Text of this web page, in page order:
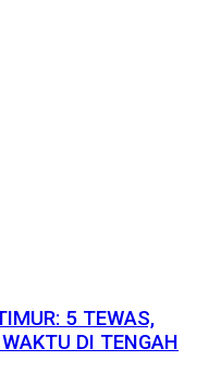
5 TEWAS,
DI TENGAH